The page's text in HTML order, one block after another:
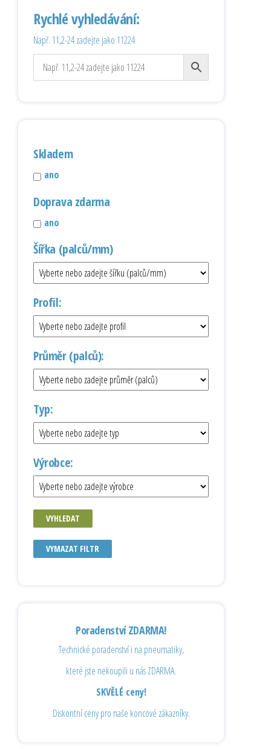
Rychlé vyhledávání:
Např. 11,2-24 zadejte jako 11224
Skladem
ano
Doprava zdarma
ano
Šířka (palců/mm)
Profil:
Průměr (palců):
Typ:
Výrobce:
VYHLEDAT
VYMAZAT FILTR
Poradenství ZDARMA!
Technické poradenství i na pneumatiky,
které jste nekoupili u nás ZDARMA.
SKVĚLÉ ceny!
Diskontní ceny pro naše koncové zákazníky.